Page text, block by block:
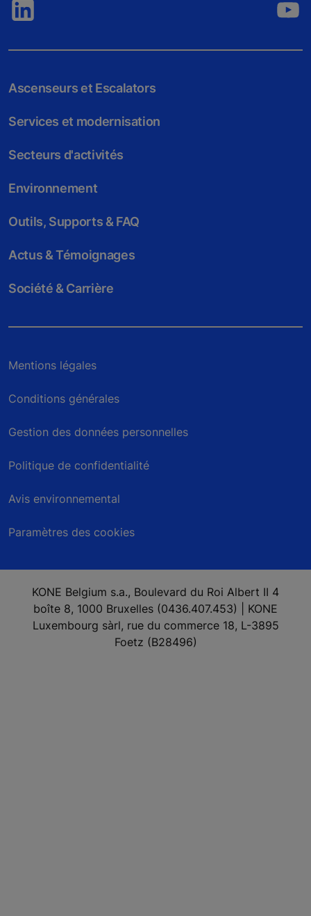
Ascenseurs et Escalators
Services et modernisation
Secteurs d'activités
Environnement
Outils, Supports & FAQ
Actus & Témoignages
Société & Carrière
Mentions légales
Conditions générales
Gestion des données personnelles
Politique de confidentialité
Avis environnemental
Paramètres des cookies
KONE Belgium s.a., Boulevard du Roi Albert II 4
boîte 8, 1000 Bruxelles (0436.407.453) | KONE
Luxembourg sàrl, rue du commerce 18, L-3895
Foetz (B28496)